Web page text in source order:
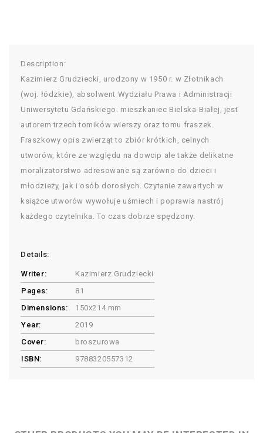
Description:
Kazimierz Grudziecki, urodzony w 1950 r. w Złotnikach
(woj. łódzkie), absolwent Wydziału Prawa i Administracji
Uniwersytetu Gdańskiego. mieszkaniec Bielska-Białej, jest
autorem trzech tomików wierszy oraz tomu fraszek.
Fraszkowy opis zwierząt to zbiór krótkich, celnych
utworów, które ze względu na dowcip ale także delikatne
moralizatorstwo adresowane są zarówno do dzieci i
młodzieży, jak i osób dorosłych. Czytanie zawartych w
książce utworów wywołuje uśmiech i poprawia nastrój
każdego czytelnika. To czas dobrze spędzony.
Details:
Writer:
Kazimierz Grudziecki
Pages:
81
Dimensions:
150x214 mm
Year:
2019
Cover:
broszurowa
ISBN:
9788320557312